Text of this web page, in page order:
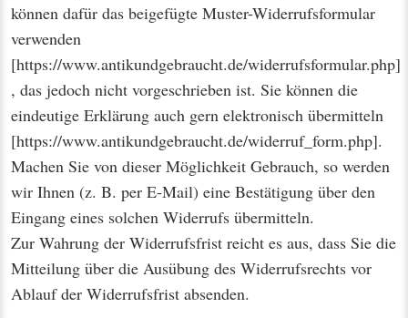
können dafür das beigefügte Muster-Widerrufsformular
verwenden
[https://www.antikundgebraucht.de/widerrufsformular.php]
, das jedoch nicht vorgeschrieben ist. Sie können die
eindeutige Erklärung auch gern elektronisch übermitteln
[https://www.antikundgebraucht.de/widerruf_form.php].
Machen Sie von dieser Möglichkeit Gebrauch, so werden
wir Ihnen (z. B. per E-Mail) eine Bestätigung über den
Eingang eines solchen Widerrufs übermitteln.
Zur Wahrung der Widerrufsfrist reicht es aus, dass Sie die
Mitteilung über die Ausübung des Widerrufsrechts vor
Ablauf der Widerrufsfrist absenden.